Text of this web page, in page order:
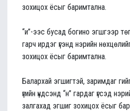
зохицох ёсыг баримтална.
“и”-ээс бусад богино эгшгээр
гарч ирдэг үгэнд нэрийн
зохицох ёсыг баримтална.
Балархай эгшигтэй, заримдаг
үгийн үндсэнд “н” гардаг үгсэд
залгахад эгшиг зохицох ёсыг